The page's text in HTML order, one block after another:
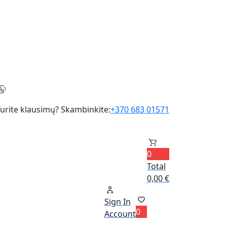
klausimų? Skambinkite:+370 683 01571
Sign In
Account0
0
Total
0,00€